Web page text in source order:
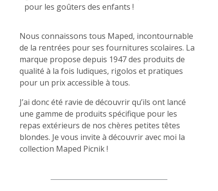
pour les goûters des enfants !
Nous connaissons tous Maped, incontournable
de la rentrées pour ses fournitures scolaires. La
marque propose depuis 1947 des produits de
qualité à la fois ludiques, rigolos et pratiques
pour un prix accessible à tous.
J’ai donc été ravie de découvrir qu’ils ont lancé
une gamme de produits spécifique pour les
repas extérieurs de nos chères petites têtes
blondes. Je vous invite à découvrir avec moi la
collection Maped Picnik !